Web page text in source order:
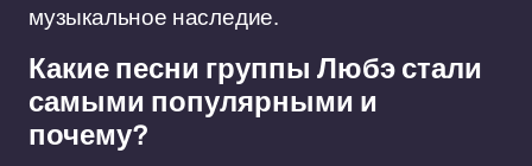
музыкальное наследие.
Какие песни группы Любэ стали
самыми популярными и
почему?